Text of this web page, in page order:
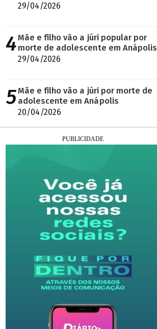
29/04/2026
4Mãe e filho vão a júri popular por
morte de adolescente em Anápolis
29/04/2026
5Mãe e filho vão a júri por morte de
adolescente em Anápolis
20/04/2026